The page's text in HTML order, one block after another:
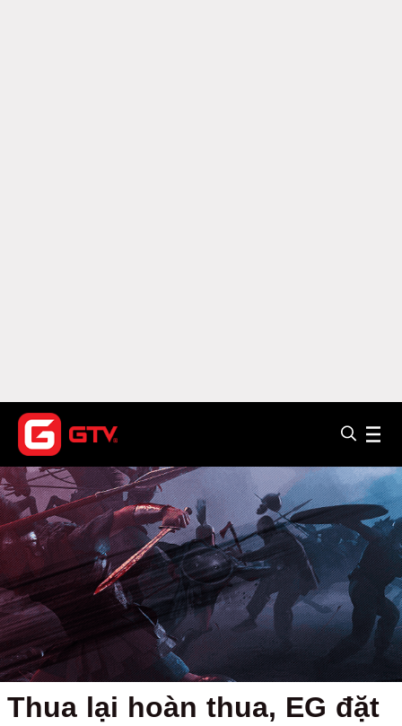
Thua lại hoàn thua, EG đặt